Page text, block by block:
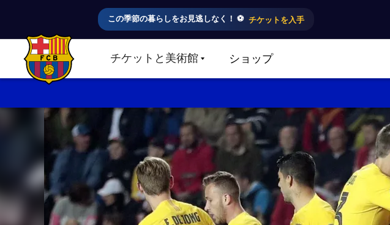
この季節の暮らしをお見逃しなく！ ⚽️ チケットを入手
FC Barcelona club badge チケットと美術館LABEL.SHARE.CARETDOWNショップ